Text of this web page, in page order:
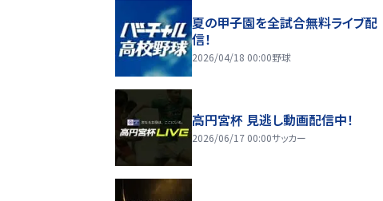
夏の甲子園を全試合無料ライブ配
信！
2026/04/18 00:00野球
高円宮杯 見逃し動画配信中！
2026/06/17 00:00サッカー